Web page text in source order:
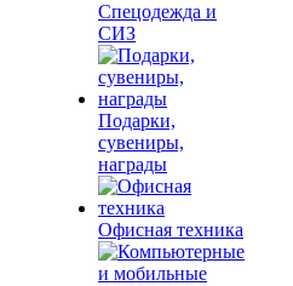
Спецодежда и
СИЗ
Подарки,
сувениры,
награды
Офисная техника